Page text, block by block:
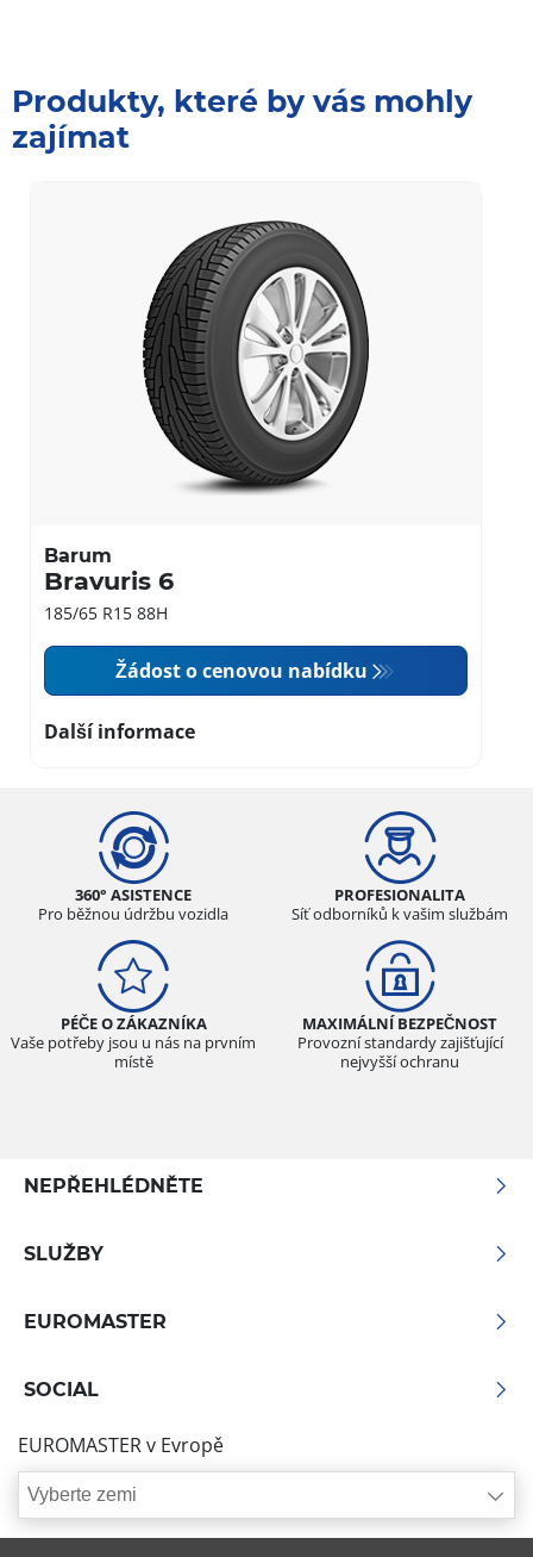
Produkty, které by vás mohly
zajímat
Barum
Bravuris 6
185/65 R15 88H
Žádost o cenovou nabídku
Další informace
360° ASISTENCE
Pro běžnou údržbu vozidla
PROFESIONALITA
Síť odborníků k vašim službám
PÉČE O ZÁKAZNÍKA
Vaše potřeby jsou u nás na prvním
místě
MAXIMÁLNÍ BEZPEČNOST
Provozní standardy zajišťující
nejvyšší ochranu
NEPŘEHLÉDNĚTE
SLUŽBY
EUROMASTER
SOCIAL
EUROMASTER v Evropě
Vyberte zemi